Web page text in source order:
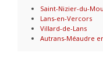
Saint-Nizier-du-
Lans-en-Vercors
Villard-de-Lans
Autrans-Méaudre